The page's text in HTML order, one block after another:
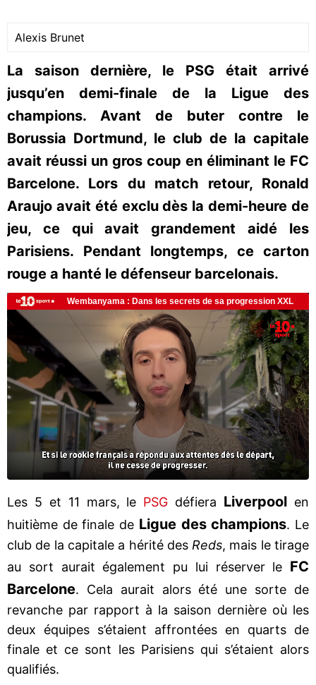
Alexis Brunet
La saison dernière, le PSG était arrivé
jusqu’en demi-finale de la Ligue des
champions. Avant de buter contre le
Borussia Dortmund, le club de la capitale
avait réussi un gros coup en éliminant le FC
Barcelone. Lors du match retour, Ronald
Araujo avait été exclu dès la demi-heure de
jeu, ce qui avait grandement aidé les
Parisiens. Pendant longtemps, ce carton
rouge a hanté le défenseur barcelonais.
Les 5 et 11 mars, le PSG défiera Liverpool en
huitième de finale de Ligue des champions. Le
club de la capitale a hérité des Reds, mais le tirage
au sort aurait également pu lui réserver le FC
Barcelone. Cela aurait alors été une sorte de
revanche par rapport à la saison dernière où les
deux équipes s’étaient affrontées en quarts de
finale et ce sont les Parisiens qui s’étaient alors
qualifiés.